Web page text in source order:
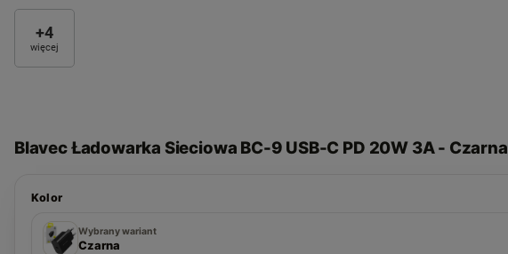
+4
więcej
Blavec Ładowarka Sieciowa BC-9 USB-C PD 20W 3A - Czarna
Kolor
Biała
Wybrany wariant
Czarna